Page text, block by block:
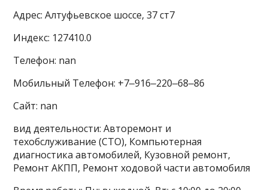
Адрес: Алтуфьевское шоссе, 37 ст7
Индекс: 127410.0
Телефон: nan
Мобильный Телефон: +7‒916‒220‒68‒86
Сайт: nan
вид деятельности: Авторемонт и
техобслуживание (СТО), Компьютерная
диагностика автомобилей, Кузовной ремонт,
Ремонт АКПП, Ремонт ходовой части автомобиля